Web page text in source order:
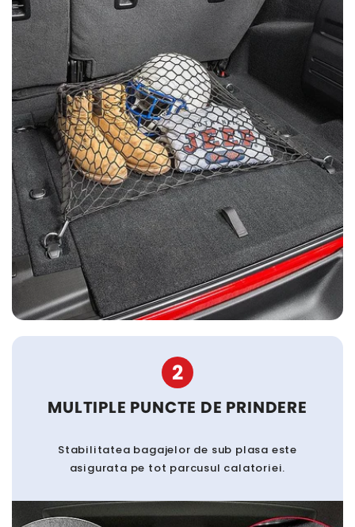
2
MULTIPLE PUNCTE DE PRINDERE
Stabilitatea bagajelor de sub plasa este
asigurata pe tot parcusul calatoriei.